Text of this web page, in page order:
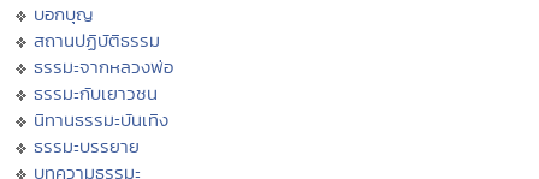
บอกบุญ
สถานปฏิบัติธรรม
ธรรมะจากหลวงพ่อ
ธรรมะกับเยาวชน
นิทานธรรมะบันเทิง
ธรรมะบรรยาย
บทความธรรมะ